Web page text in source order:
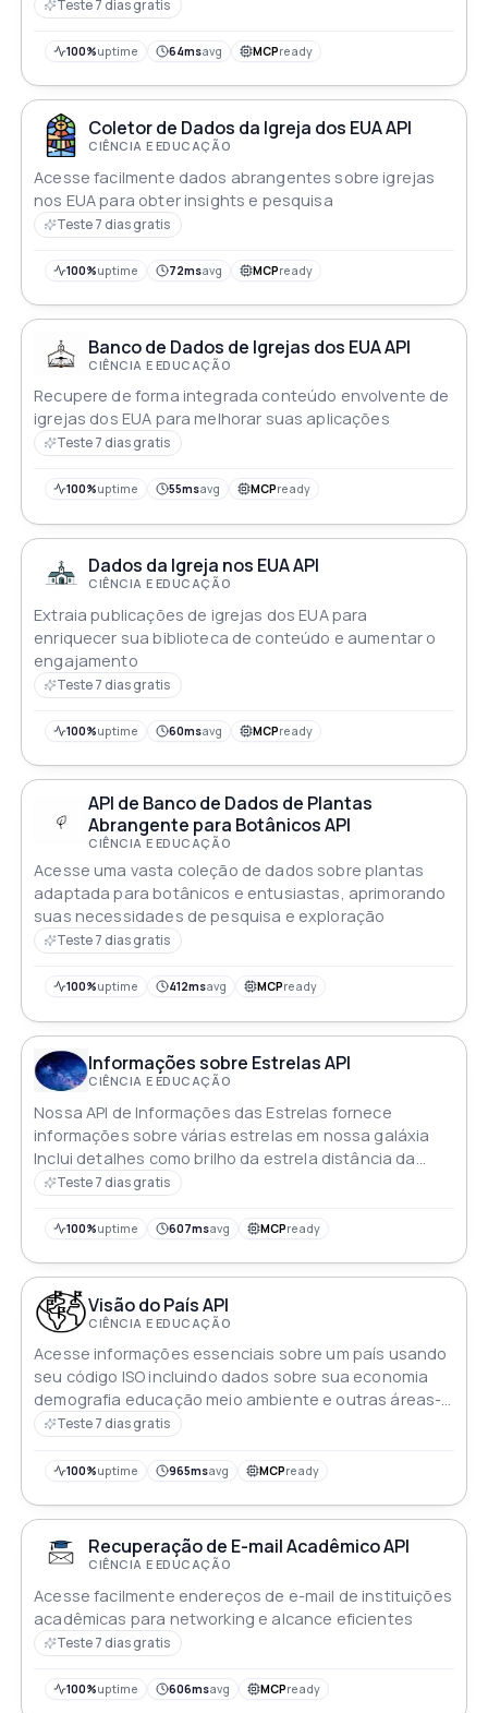
Teste 7 dias gratis
100%uptime 64msavg MCPready
Coletor de Dados da Igreja dos EUA API
CIÊNCIA E EDUCAÇÃO
Acesse facilmente dados abrangentes sobre igrejas
nos EUA para obter insights e pesquisa
Teste 7 dias gratis
100%uptime 72msavg MCPready
Banco de Dados de Igrejas dos EUA API
CIÊNCIA E EDUCAÇÃO
Recupere de forma integrada conteúdo envolvente de
igrejas dos EUA para melhorar suas aplicações
Teste 7 dias gratis
100%uptime 55msavg MCPready
Dados da Igreja nos EUA API
CIÊNCIA E EDUCAÇÃO
Extraia publicações de igrejas dos EUA para
enriquecer sua biblioteca de conteúdo e aumentar o
engajamento
Teste 7 dias gratis
100%uptime 60msavg MCPready
API de Banco de Dados de Plantas
Abrangente para Botânicos API
CIÊNCIA E EDUCAÇÃO
Acesse uma vasta coleção de dados sobre plantas
adaptada para botânicos e entusiastas, aprimorando
suas necessidades de pesquisa e exploração
Teste 7 dias gratis
100%uptime 412msavg MCPready
Informações sobre Estrelas API
CIÊNCIA E EDUCAÇÃO
Nossa API de Informações das Estrelas fornece
informações sobre várias estrelas em nossa galáxia
Inclui detalhes como brilho da estrela distância da
Terra e constelação Basta fazer uma solicitação GET
informações
Teste 7 dias gratis
100%uptime 607msavg MCPready
Visão do País API
CIÊNCIA E EDUCAÇÃO
Acesse informações essenciais sobre um país usando
seu código ISO incluindo dados sobre sua economia
demografia educação meio ambiente e outras áreas-
chaveTeste 7 dias gratis
100%uptime 965msavg MCPready
Recuperação de E-mail Acadêmico API
CIÊNCIA E EDUCAÇÃO
Acesse facilmente endereços de e-mail de instituições
acadêmicas para networking e alcance eficientes
Teste 7 dias gratis
100%uptime 606msavg MCPready